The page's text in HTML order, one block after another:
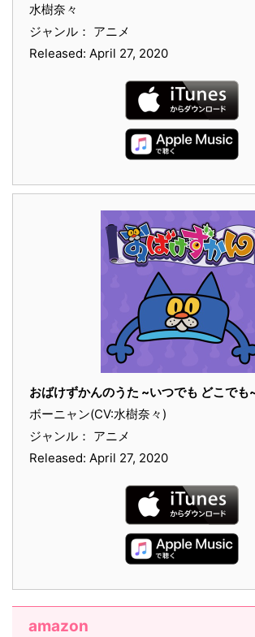
水樹奈々
ジャンル： アニメ
Released: April 27, 2020
おばけずかんのうた ~いつでも どこでも
ボーニャン(CV:水樹奈々)
ジャンル： アニメ
Released: April 27, 2020
amazon